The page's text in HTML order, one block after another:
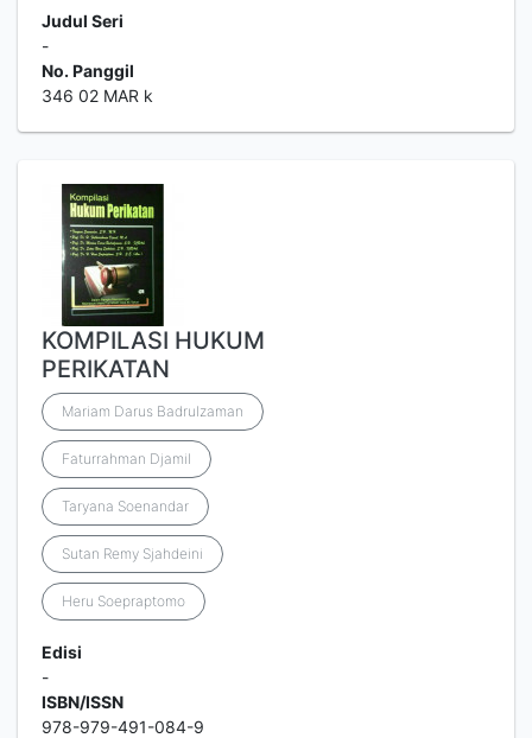
Judul Seri
-
No. Panggil
346 02 MAR k
KOMPILASI HUKUM
PERIKATAN
Mariam Darus Badrulzaman
Faturrahman Djamil
Taryana Soenandar
Sutan Remy Sjahdeini
Heru Soepraptomo
Edisi
-
ISBN/ISSN
978-979-491-084-9